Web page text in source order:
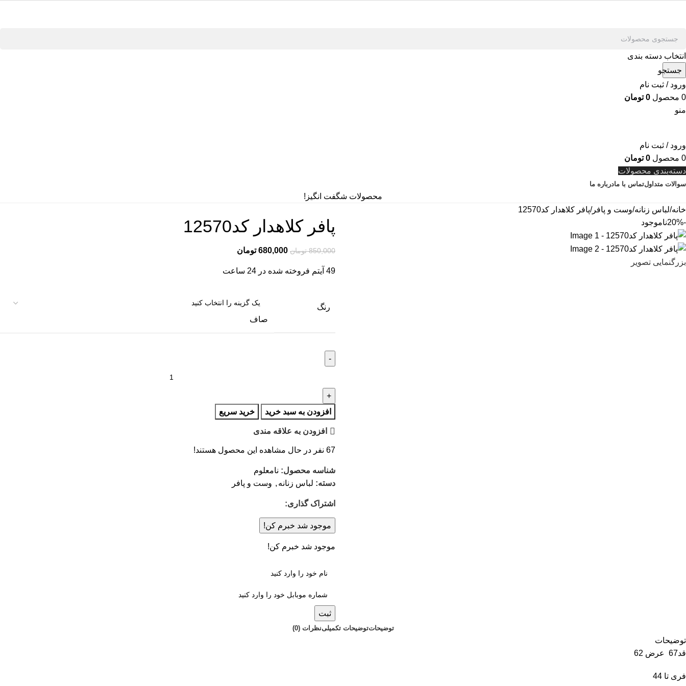
انتخاب دسته بندی
جستجو
ورود / ثبت نام
0 محصول 0 تومان
منو
ورود / ثبت نام
0 محصول 0 تومان
دسته‌بندی محصولات
سوالات متداولتماس با مادرباره ما
محصولات شگفت انگیز!
خانه لباس زنانه وست و پافر پافر کلاهدار کد12570
-20%
ناموجود
بزرگنمایی تصویر
پافر کلاهدار کد12570
850,000 تومان 680,000 تومان
49 آیتم فروخته شده در 24 ساعت
رنگ
صاف
افزودن به سبد خرید خرید سریع
افزودن به علاقه مندی
67 نفر در حال مشاهده این محصول هستند!
شناسه محصول: نامعلوم
دسته: لباس زنانه , وست و پافر
اشتراک گذاری:
موجود شد خبرم کن!
موجود شد خبرم کن!
ثبت
توضیحاتتوضیحات تکمیلینظرات (0)
توضیحات
قد67 عرض 62
فری تا 44